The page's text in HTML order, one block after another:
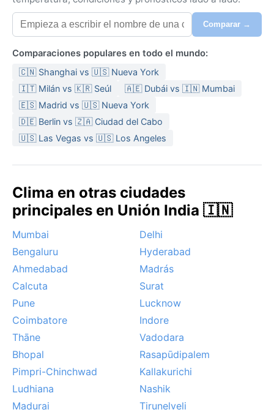
Comparar →
Comparaciones populares en todo el mundo:
🇨🇳 Shanghai vs 🇺🇸 Nueva York
🇮🇹 Milán vs 🇰🇷 Seúl
🇦🇪 Dubái vs 🇮🇳 Mumbai
🇪🇸 Madrid vs 🇺🇸 Nueva York
🇩🇪 Berlin vs 🇿🇦 Ciudad del Cabo
🇺🇸 Las Vegas vs 🇺🇸 Los Angeles
Clima en otras ciudades
principales en Unión India 🇮🇳
Mumbai
Delhi
Bengaluru
Hyderabad
Ahmedabad
Madrás
Calcuta
Surat
Pune
Lucknow
Coimbatore
Indore
Thāne
Vadodara
Bhopal
Rasapūdipalem
Pimpri-Chinchwad
Kallakurichi
Ludhiana
Nashik
Madurai
Tirunelveli